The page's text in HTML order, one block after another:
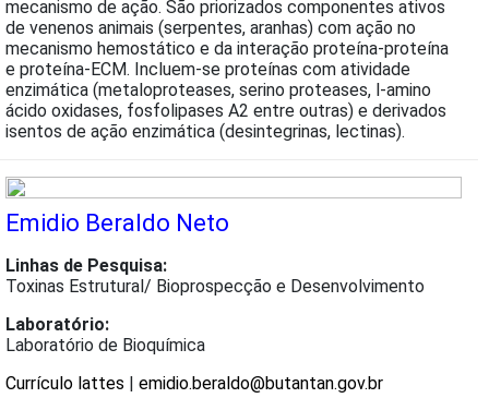
mecanismo de ação. São priorizados componentes ativos
de venenos animais (serpentes, aranhas) com ação no
mecanismo hemostático e da interação proteína-proteína
e proteína-ECM. Incluem-se proteínas com atividade
enzimática (metaloproteases, serino proteases, l-amino
ácido oxidases, fosfolipases A2 entre outras) e derivados
isentos de ação enzimática (desintegrinas, lectinas).
Emidio Beraldo Neto
Linhas de Pesquisa:
Toxinas Estrutural/ Bioprospecção e Desenvolvimento
Laboratório:
Laboratório de Bioquímica
Currículo lattes | emidio.beraldo@butantan.gov.br